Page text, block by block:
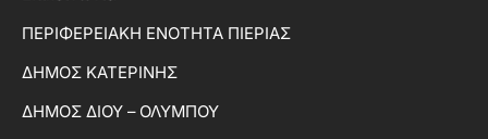
ΠΕΡΙΦΕΡΕΙΑΚΗ ΕΝΟΤΗΤΑ ΠΙΕΡΙΑΣ
ΔΗΜΟΣ ΚΑΤΕΡΙΝΗΣ
ΔΗΜΟΣ ΔΙΟΥ – ΟΛΥΜΠΟΥ